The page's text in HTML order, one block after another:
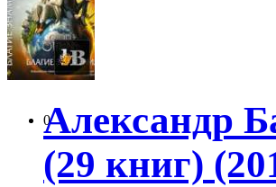
0
Александр
(29 книг)